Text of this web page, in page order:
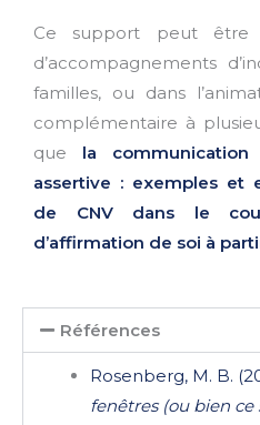
Ce support peut être
d’accompagnements
familles, ou dans
complémentaire à
que la
assertive : exemples et
de CNV dans le
d’affirmation de soi à
Références
Rosenberg, M. B.
fenêtres (ou bien ce